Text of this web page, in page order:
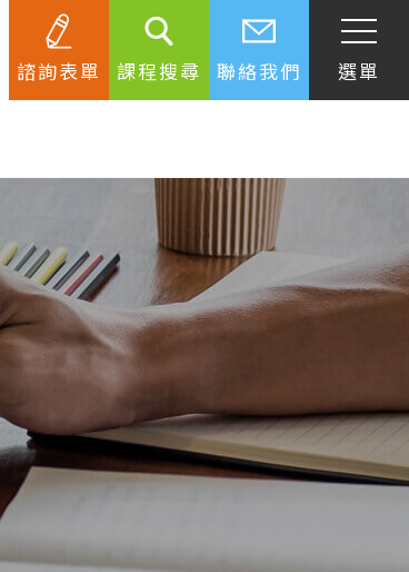
諮詢表單 課程搜尋 聯絡我們 選單
SEC 知識庫
關於簽證
生活資訊
跟著遊學大使看世界
學習要領
工作規範
生涯規劃